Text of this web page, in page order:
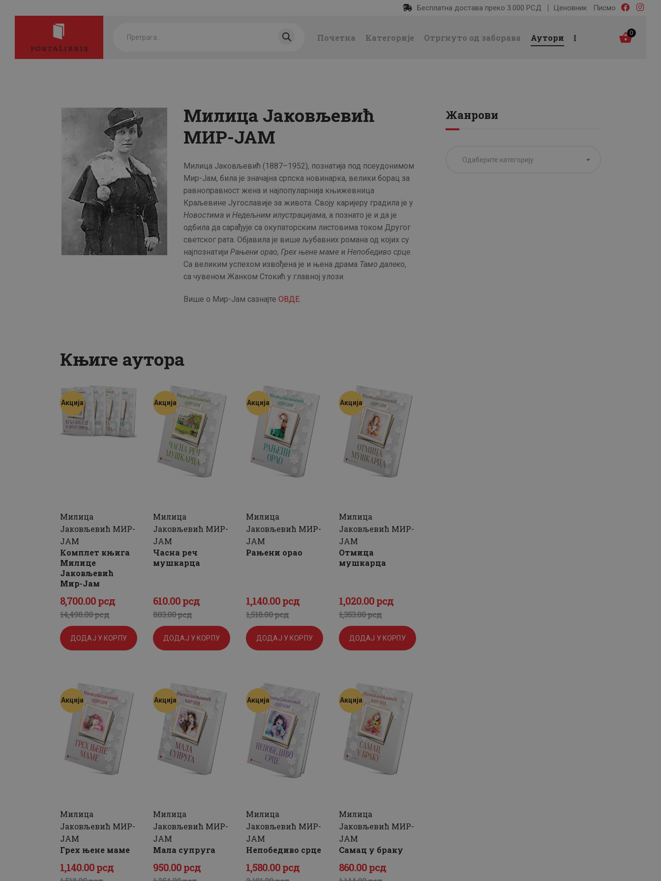
Бесплатна достава преко 3.000 РСД Ценовник Писмо
search
Почетна Категорије Отргнуто од заборава Аутори 0
КАТЕГОРИЈЕ
НОВЕ КЊИГЕ
ЗАБОРАВА
АУТОРИ
АКТУЕЛНОСТИ
ЦЕНОВНИК
ПИСМО
Милица Јаковљевић
МИР-ЈАМ
Милица Јаковљевић (1887–1952), познатија под псеудонимом
Мир-Јам, била је значајна српска новинарка, велики борац за
равноправност жена и најпопуларнија књижевница
Краљевине Југославије за живота. Своју каријеру градила је у
Новостима иНедељним илустрацијама, а познато је и да је
одбила да сарађује са окупаторским листовима током Другог
светског рата. Објавила је више љубавних романа од којих су
најпознатијиРањени орао, Грех њене маме иНепобедиво срце.
Са великим успехом извођена је и њена драма Тамо далеко,
са чувеном Жанком Стокић у главној улози.
Више о Мир-Јам сазнајтеОВДЕ.
Књиге аутора
Акција
Милица
Јаковљевић МИР-
ЈАМ
Комплет књига
Милице
Јаковљевић
Мир-Јам
14,498.00рсд
Оригинална
цена
је
14,498.
рсд.
8,700.00рсд
Тренутна
цена
је:
0
рсд.
ДОДАЈ У КОРПУ
Акција
Милица
Јаковљевић МИР-
ЈАМ
Часна реч
мушкарца
803.00рсд
Оригинална
цена
је
803.
рсд.
610.00рсд
Тренутна
цена
је:
0
рсд.
ДОДАЈ У КОРПУ
Акција
Милица
Јаковљевић МИР-
ЈАМ
Рањени орао
1,518.00рсд
Оригинална
цена
је
1,518.
0
рсд.
1,140.00рсд
Тренутна
цена
је:
0
рсд.
ДОДАЈ У КОРПУ
Акција
Милица
Јаковљевић МИР-
ЈАМ
Отмица
мушкарца
1,353.00рсд
Оригинална
цена
је
1,353.
рсд.
1,020.00рсд
Тренутна
цена
је:
0
рсд.
ДОДАЈ У КОРПУ
Акција
Милица
Јаковљевић МИР-
ЈАМ
Грех њене маме
Оригинална
1,140.00рсд
Тренутна
Акција
Милица
Јаковљевић МИР-
ЈАМ
Мала супруга
Оригинална
950.00рсд
Тренутна
Акција
Милица
Јаковљевић МИР-
ЈАМ
Непобедиво срце
Оригинална
1,580.00рсд
Тренутна
Акција
Милица
Јаковљевић МИР-
ЈАМ
Самац у браку
Оригинална
860.00рсд
Тренутна
Жанрови
Одаберите категорију